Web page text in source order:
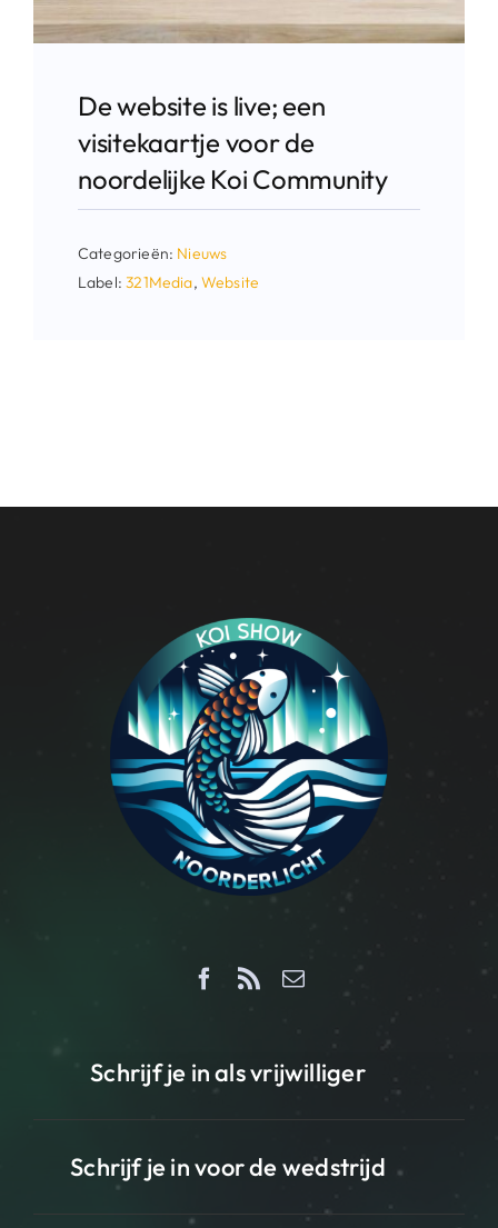
De website is live; een
visitekaartje voor de
noordelijke Koi Community
Categorieën: Nieuws
Label:321Media, Website
Schrijf je in als vrijwilliger
Schrijf je in voor de wedstrijd